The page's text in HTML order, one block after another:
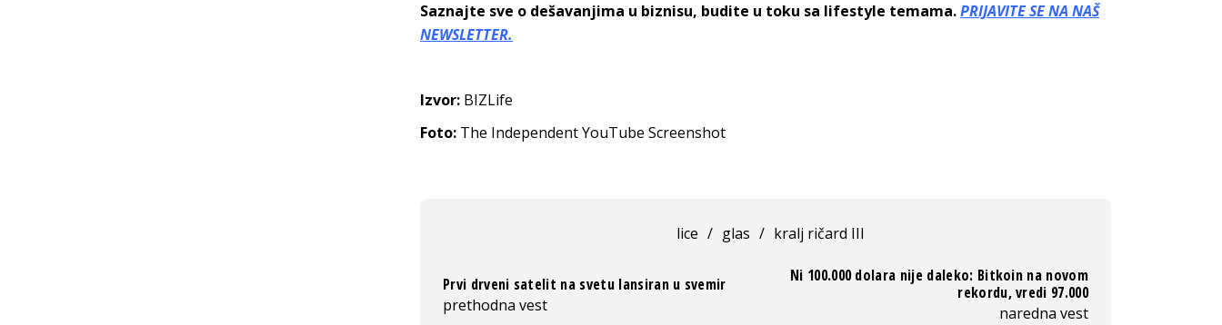
Saznajte sve o dešavanjima u biznisu, budite u toku sa lifestyle temama.PRIJAVITE SE NA NAŠ
NEWSLETTER.
Izvor: BIZLife
Foto: The Independent YouTube Screenshot
lice / glas / kralj ričard III
Prvi drveni satelit na svetu lansiran u svemir
prethodna vest
Ni 100.000 dolara nije daleko: Bitkoin na novom
rekordu, vredi 97.000
naredna vest